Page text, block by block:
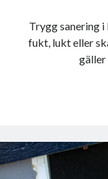
Trygg sanering
fukt, lukt eller